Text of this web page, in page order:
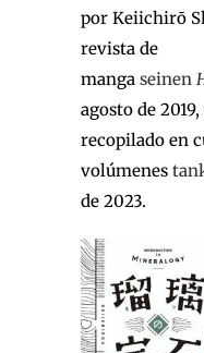
por Keiichirō
revista de
manga seinen
agosto de
recopilado en
volúmenes
de 2023.